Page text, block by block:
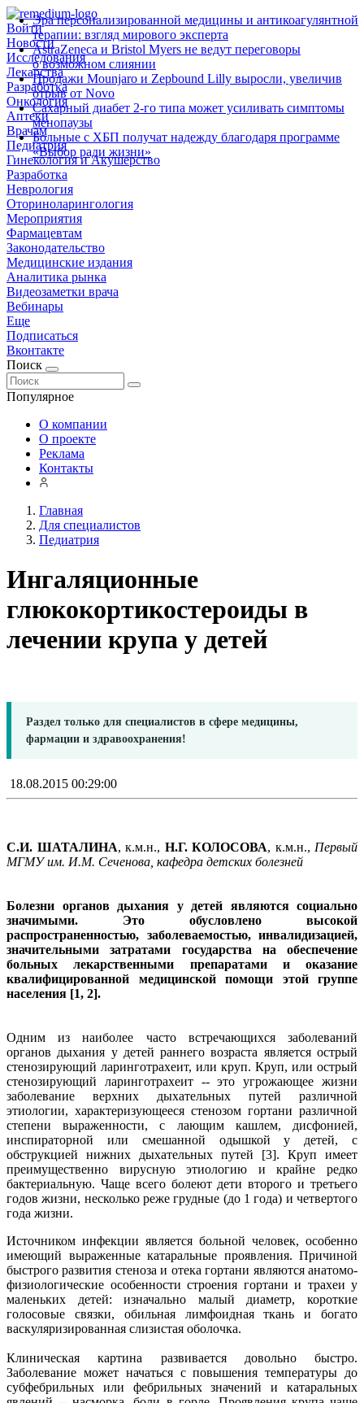
Войти
Новости
Исследования
Лекарства
Разработка
Онкология
Аптеки
Врачам
Педиатрия
Гинекология и Акушерство
Разработка
Неврология
Оториноларингология
Мероприятия
Фармацевтам
Законодательство
Медицинские издания
Аналитика рынка
Видеозаметки врача
Вебинары
Еще
Подписаться
Вконтакте
Поиск
Популярное
Эра персонализированной медицины и антикоагулянтной
терапии: взгляд мирового эксперта
AstraZeneca и Bristol Myers не ведут переговоры
о возможном слиянии
Продажи Mounjaro и Zepbound Lilly выросли, увеличив
отрыв от Novo
Сахарный диабет 2‑го типа может усиливать симптомы
менопаузы
Больные с ХБП получат надежду благодаря программе
«Выбор ради жизни»
О компании
О проекте
Реклама
Контакты
Главная
Для специалистов
Педиатрия
Ингаляционные
глюкокортикостероиды в
лечении крупа у детей
Раздел только для специалистов в сфере медицины,
фармации и здравоохранения!
18.08.2015 00:29:00
С.И. ШАТАЛИНА, к.м.н., Н.Г. КОЛОСОВА, к.м.н., Первый
МГМУ им. И.М. Сеченова, кафедра детских болезней
Болезни органов дыхания у детей являются социально
значимыми. Это обусловлено высокой
распространенностью, заболеваемостью, инвалидизацией,
значительными затратами государства на обеспечение
больных лекарственными препаратами и оказание
квалифицированной медицинской помощи этой группе
населения [1, 2].
Одним из наиболее часто встречающихся заболеваний
органов дыхания у детей раннего возраста является острый
стенозирующий ларинготрахеит, или круп. Круп, или острый
стенозирующий ларинготрахеит -- это угрожающее жизни
заболевание верхних дыхательных путей различной
этиологии, характеризующееся стенозом гортани различной
степени выраженности, с лающим кашлем, дисфонией,
инспираторной или смешанной одышкой у детей, с
обструкцией нижних дыхательных путей [3]. Круп имеет
преимущественно вирусную этиологию и крайне редко
бактериальную. Чаще всего болеют дети второго и третьего
годов жизни, несколько реже грудные (до 1 года) и четвертого
года жизни.
Источником инфекции является больной человек, особенно
имеющий выраженные катаральные проявления. Причиной
быстрого развития стеноза и отека гортани являются анатомо-
физиологические особенности строения гортани и трахеи у
маленьких детей: изначально малый диаметр, короткие
голосовые связки, обильная лимфоидная ткань и богато
васкуляризированная слизистая оболочка.
Клиническая картина развивается довольно быстро.
Заболевание может начаться с повышения температуры до
субфебрильных или фебрильных значений и катаральных